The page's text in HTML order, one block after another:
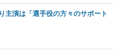
主演は「選手役の方々のサポート